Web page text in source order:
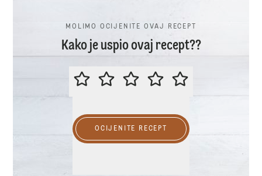
MOLIMO OCIJENITE OVAJ RECEPT
Kako je uspio ovaj recept??
MOLIMO OCIJENITE OVAJ
OCIJENITE RECEPT